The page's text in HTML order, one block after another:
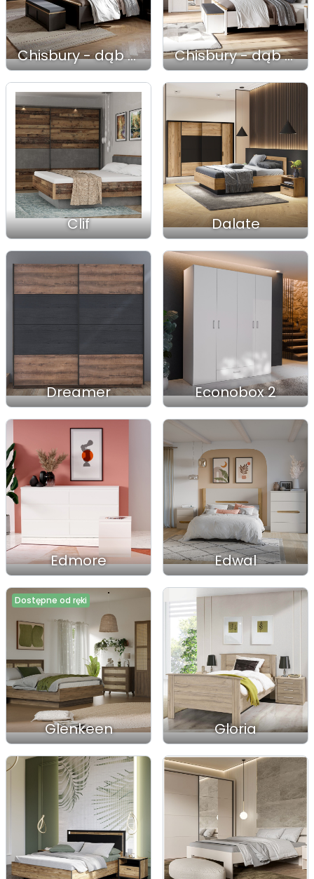
Chisbury - dąb riviera + dąb cabezone Chisbury - dąb riviera + modrzew jasny sibiu
Clif Dalate
Dreamer Econobox 2
Edmore Edwal
Dostępne od ręki
Glenkeen Gloria